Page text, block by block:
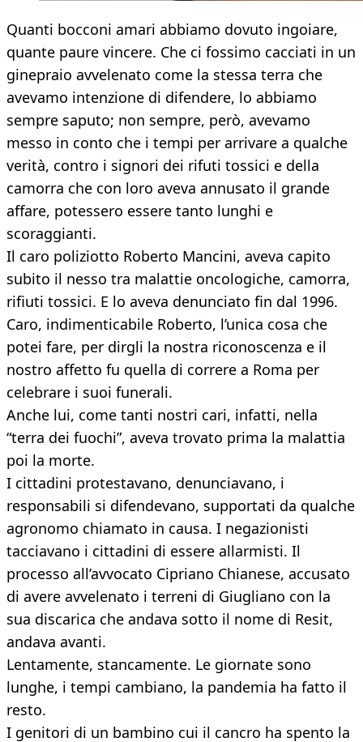
Quanti bocconi amari abbiamo dovuto ingoiare,
quante paure vincere. Che ci fossimo cacciati in un
ginepraio avvelenato come la stessa terra che
avevamo intenzione di difendere, lo abbiamo
sempre saputo; non sempre, però, avevamo
messo in conto che i tempi per arrivare a qualche
verità, contro i signori dei rifuti tossici e della
camorra che con loro aveva annusato il grande
affare, potessero essere tanto lunghi e
scoraggianti.
Il caro poliziotto Roberto Mancini, aveva capito
subito il nesso tra malattie oncologiche, camorra,
rifiuti tossici. E lo aveva denunciato fin dal 1996.
Caro, indimenticabile Roberto, l’unica cosa che
potei fare, per dirgli la nostra riconoscenza e il
nostro affetto fu quella di correre a Roma per
celebrare i suoi funerali.
Anche lui, come tanti nostri cari, infatti, nella
“terra dei fuochi”, aveva trovato prima la malattia
poi la morte.
I cittadini protestavano, denunciavano, i
responsabili si difendevano, supportati da qualche
agronomo chiamato in causa. I negazionisti
tacciavano i cittadini di essere allarmisti. Il
processo all’avvocato Cipriano Chianese, accusato
di avere avvelenato i terreni di Giugliano con la
sua discarica che andava sotto il nome di Resit,
andava avanti.
Lentamente, stancamente. Le giornate sono
lunghe, i tempi cambiano, la pandemia ha fatto il
resto.
I genitori di un bambino cui il cancro ha spento la